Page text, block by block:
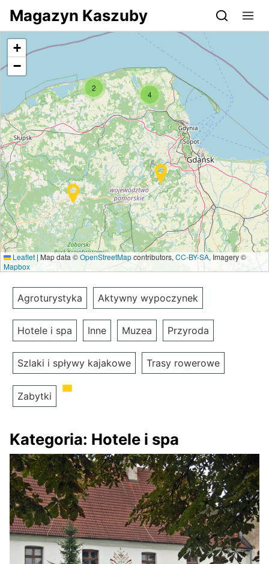
Przejdź do serwisu magazynkaszuby.pl
Magazyn Kaszuby
2
4
+
−
Leaflet | Map data ©OpenStreetMapcontributors, CC-BY-SA, Imagery ©
Mapbox
Agroturystyka Aktywny wypoczynek
Hotele i spa Inne Muzea Przyroda
Szlaki i spływy kajakowe Trasy rowerowe
Zabytki
Kategoria: Hotele i spa